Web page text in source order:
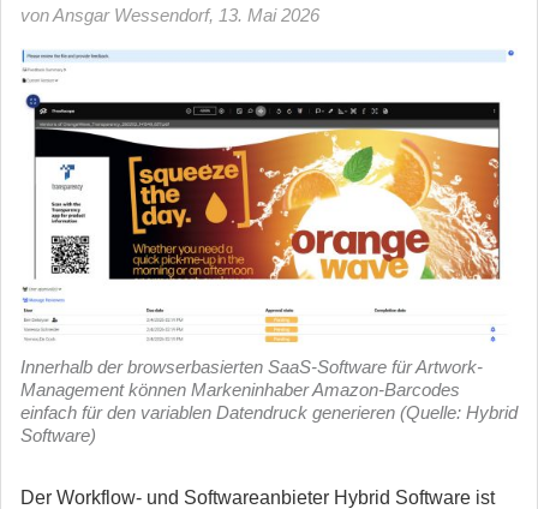
von Ansgar Wessendorf, 13. Mai 2026
Innerhalb der browserbasierten SaaS-Software für Artwork-
Management können Markeninhaber Amazon-Barcodes
einfach für den variablen Datendruck generieren (Quelle: Hybrid
Software)
Der Workflow- und Softwareanbieter Hybrid Software ist